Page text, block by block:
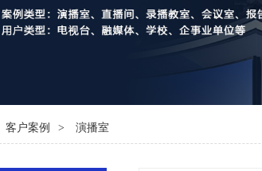
客户案例 演播室